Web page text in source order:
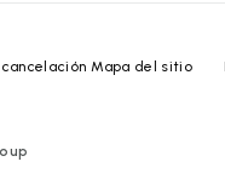
Mapa del sitio